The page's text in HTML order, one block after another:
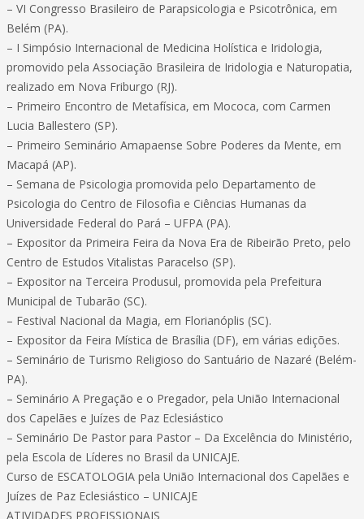
– VI Congresso Brasileiro de Parapsicologia e Psicotrônica, em
Belém (PA).
– I Simpósio Internacional de Medicina Holística e Iridologia,
promovido pela Associação Brasileira de Iridologia e Naturopatia,
realizado em Nova Friburgo (RJ).
– Primeiro Encontro de Metafísica, em Mococa, com Carmen
Lucia Ballestero (SP).
– Primeiro Seminário Amapaense Sobre Poderes da Mente, em
Macapá (AP).
– Semana de Psicologia promovida pelo Departamento de
Psicologia do Centro de Filosofia e Ciências Humanas da
Universidade Federal do Pará – UFPA (PA).
– Expositor da Primeira Feira da Nova Era de Ribeirão Preto, pelo
Centro de Estudos Vitalistas Paracelso (SP).
– Expositor na Terceira Produsul, promovida pela Prefeitura
Municipal de Tubarão (SC).
– Festival Nacional da Magia, em Florianóplis (SC).
– Expositor da Feira Mística de Brasília (DF), em várias edições.
– Seminário de Turismo Religioso do Santuário de Nazaré (Belém-
PA).
– Seminário A Pregação e o Pregador, pela União Internacional
dos Capelães e Juízes de Paz Eclesiástico
– Seminário De Pastor para Pastor – Da Excelência do Ministério,
pela Escola de Líderes no Brasil da UNICAJE.
Curso de ESCATOLOGIA pela União Internacional dos Capelães e
Juízes de Paz Eclesiástico – UNICAJE
ATIVIDADES PROFISSIONAIS